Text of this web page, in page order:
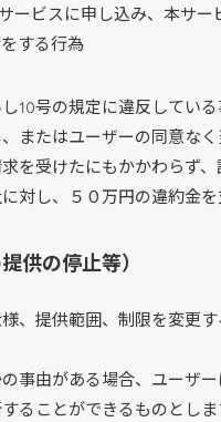
ービスに申し込み、本サ
する行為
10号の規定に違反してい
またはユーザーの同意な
を受けたにもかかわらず
対し、５０万円の違約金
供の停止等）
、提供範囲、制限を変更
事由がある場合、ユーザ
ることができるものとし